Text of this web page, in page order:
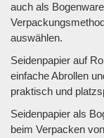
auch als
auswählen.
Seidenpapier auf
einfache Abrollen
praktisch und
Seidenpapier als
beim Verpacken